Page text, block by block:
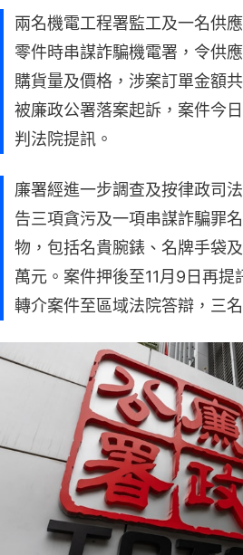
兩名機電工程署監工及一名供
零件時串謀詐騙機電署，令供
購貨量及價格，涉案訂單金額
被廉政公署落案起訴，案件今
判法院提訊。
廉署經進一步調查及按律政司
告三項貪污及一項串謀詐騙罪
物，包括名貴腕錶、名牌手袋
萬元。案件押後至11月9日再提
轉介案件至區域法院答辯，三